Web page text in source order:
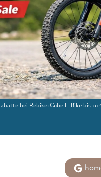
bei Rebike: Cube E-Bike bis zu